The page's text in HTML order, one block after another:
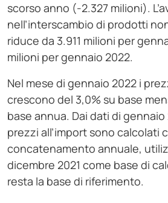
scorso anno (-2.327 milioni).
nell’interscambio di prodotti
riduce da 3.911 milioni per
milioni per gennaio 2022.
Nel mese di gennaio 2022 i
crescono del 3,0% su base
base annua. Dai dati di
prezzi all’import sono calcolati
concatenamento annuale,
dicembre 2021 come base di
resta la base di riferimento.